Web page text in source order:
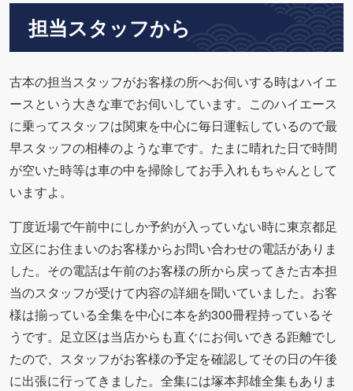
担当スタッフから
古本の担当スタッフがお客様の所へお伺いする時はハイエ
ースという大きな車でお伺いしています。このハイエース
に乗ってスタッフは関東を中心に毎日運転しているので最
早スタッフの相棒のような車です。たまに晴れた日で時間
が空いた時等は車の中を掃除してお手入れもちゃんとして
いますよ。
丁度近場で午前中にしか予約が入っていない時に東京都足
立区にお住まいのお客様からお問い合わせの電話がありま
した。その電話は午前のお客様の所から戻ってきた古本担
当のスタッフが受けて内容の詳細を聞いていました。お客
様は揃っている全集を中心に本を約300冊程持っているそ
うです。足立区は当店からも直ぐにお伺いできる距離でし
たので、スタッフがお客様の予定を確認してその日の午後
に出張に行ってきました。全集には塚本邦雄全集もありま